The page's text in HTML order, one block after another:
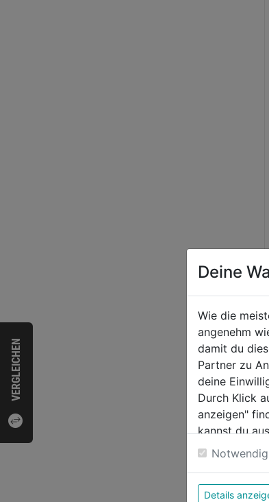
VERGLEICHEN
Deine
Wie die
angenehm
damit du
Partner zu
deine
Durch Klick
anzeigen"
kannst du
Weitere
Notwendig
Details